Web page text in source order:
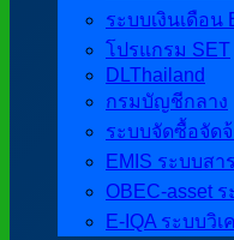
ระบบเงินเดือน
โปรแกรม SET
DLThailand
กรมบัญชีกลาง
ระบบจัดซื้อจัด
EMIS ระบบส
OBEC-asset
E-IQA ระบบวิ